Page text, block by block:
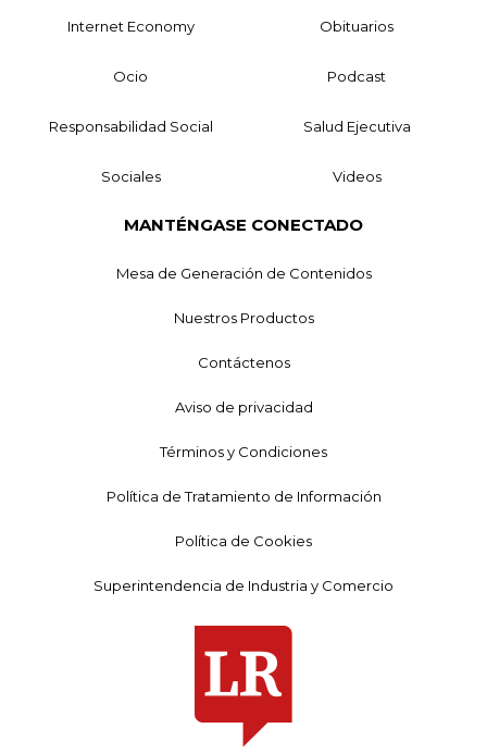
Internet Economy Obituarios
Ocio Podcast
Responsabilidad Social Salud Ejecutiva
Sociales Videos
MANTÉNGASE CONECTADO
Mesa de Generación de Contenidos
Nuestros Productos
Contáctenos
Aviso de privacidad
Términos y Condiciones
Política de Tratamiento de Información
Política de Cookies
Superintendencia de Industria y Comercio